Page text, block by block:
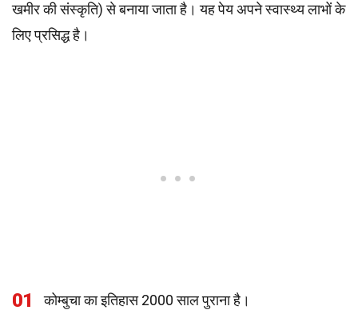
खमीर की संस्कृति) से बनाया जाता है। यह पेय अपने स्वास्थ्य लाभों के
लिए प्रसिद्ध है।
01 कोम्बुचा का इतिहास 2000 साल पुराना है।